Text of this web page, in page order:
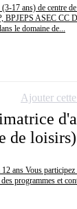
17 ans) de centre
BPJEPS ASEC CC
le domaine de...
de
ans Vous
programmes et
Ajouter